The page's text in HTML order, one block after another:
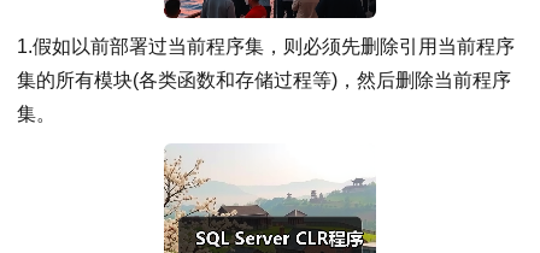
1.假如以前部署过当前程序集，则必须先删除引用当前程序
集的所有模块(各类函数和存储过程等)，然后删除当前程序
集。